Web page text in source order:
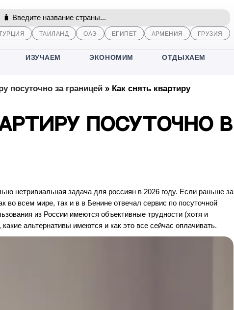
ТАИЛАНД ОАЭ ЕГИПЕТ АРМЕНИЯ ГРУЗИЯ
ИЗУЧАЕМ ЭКОНОМИМ ОТДЫХАЕМ
посуточно за границей» Как снять квартиру
посуточно в
нетривиальная задача для россиян в 2026 году. Если раньше за
во всем мире, так и в в Бенине отвечал сервис по посуточной
из России имеются объективные трудности (хотя и
альтернативы имеются и как это все сейчас оплачивать.